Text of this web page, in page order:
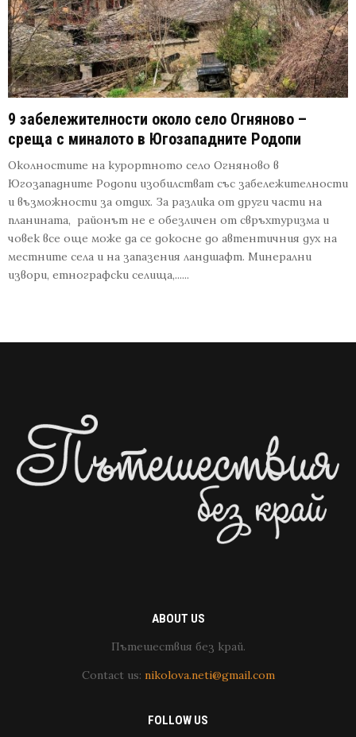
9 забележителности около село Огняново –
среща с миналото в Югозападните Родопи
Околностите на курортното село Огняново в
Югозападните Родопи изобилстват със забележителности
и възможности за отдих. За разлика от други части на
планината, районът не е обезличен от свръхтуризма и
човек все още може да се докосне до автентичния дух на
местните села и на запазения ландшафт. Минерални
извори, етнографски селища,......
ABOUT US
Пътешествия без край.
Contact us: nikolova.neti@gmail.com
FOLLOW US